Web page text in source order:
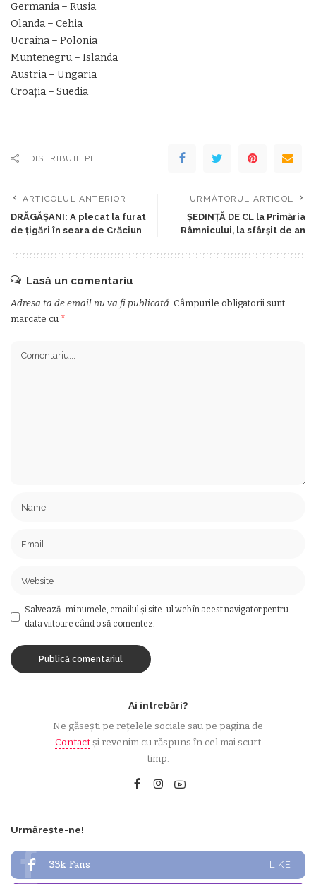
Germania – Rusia
Olanda – Cehia
Ucraina – Polonia
Muntenegru – Islanda
Austria – Ungaria
Croaţia – Suedia
DISTRIBUIE PE
ARTICOLUL ANTERIOR
DRĂGĂŞANI: A plecat la furat
de ţigări în seara de Crăciun
URMĂTORUL ARTICOL
ȘEDINȚĂ DE CL la Primăria
Râmnicului, la sfârșit de an
Lasă un comentariu
Adresa ta de email nu va fi publicată. Câmpurile obligatorii sunt
marcate cu *
Salvează-mi numele, emailul și site-ul web în acest navigator pentru
data viitoare când o să comentez.
Ai întrebări?
Ne găsești pe rețelele sociale sau pe pagina de
Contactși revenim cu răspuns în cel mai scurt
timp.
Urmărește-ne!
33k Fans LIKE